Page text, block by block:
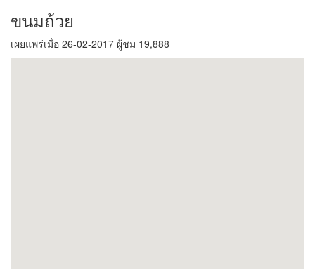
ขนมถ้วย
เผยแพร่เมื่อ 26-02-2017 ผู้ชม 19,888